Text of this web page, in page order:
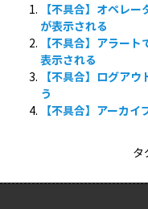
【不具合】オペレ
が表示される
【不具合】アラー
表示される
【不具合】ログア
う
【不具合】アーカ
タ